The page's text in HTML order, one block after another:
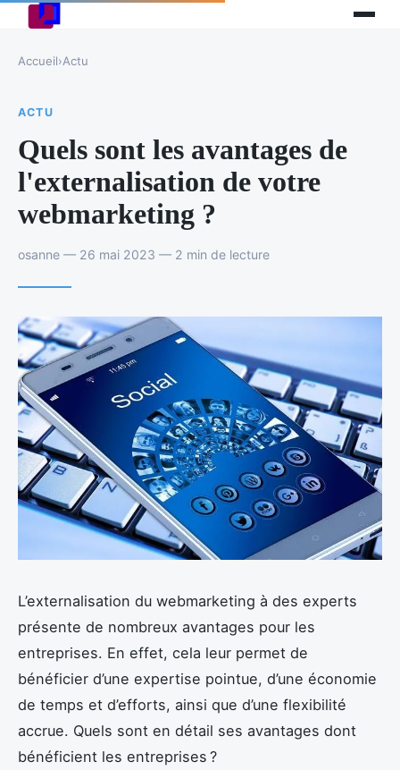
Accueil›Actu
ACTU
Quels sont les avantages de
l'externalisation de votre
webmarketing ?
osanne — 26 mai 2023 — 2 min de lecture
L’externalisation du webmarketing à des experts
présente de nombreux avantages pour les
entreprises. En effet, cela leur permet de
bénéficier d’une expertise pointue, d’une économie
de temps et d’efforts, ainsi que d’une flexibilité
accrue. Quels sont en détail ses avantages dont
bénéficient les entreprises ?